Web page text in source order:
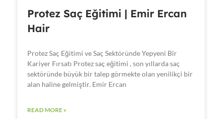
Protez Saç Eğitimi | Emir Ercan
Hair
Protez Saç Eğitimi ve Saç Sektöründe Yepyeni Bir
Kariyer Fırsatı Protez saç eğitimi , son yıllarda saç
sektöründe büyük bir talep görmekte olan yenilikçi bir
alan haline gelmiştir. Emir Ercan
READ MORE »